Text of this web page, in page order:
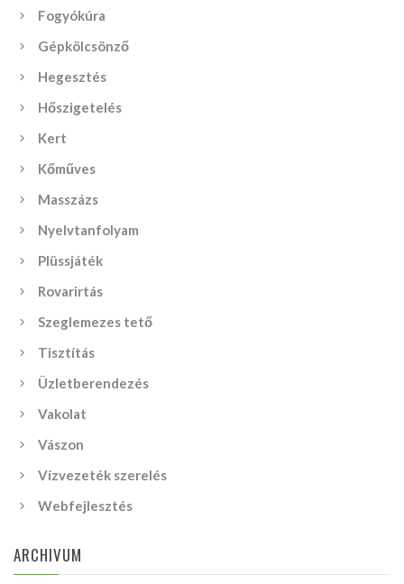
Fogyókúra
Gépkölcsönző
Hegesztés
Hőszigetelés
Kert
Kőműves
Masszázs
Nyelvtanfolyam
Plüssjáték
Rovarirtás
Szeglemezes tető
Tisztítás
Üzletberendezés
Vakolat
Vászon
Vízvezeték szerelés
Webfejlesztés
ARCHIVUM